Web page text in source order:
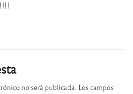
no será publicada. Los campos